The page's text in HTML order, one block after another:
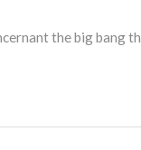
the big bang